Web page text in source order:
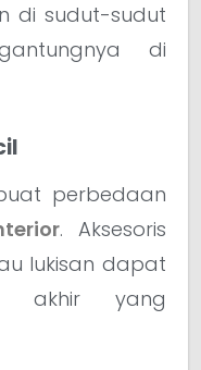
di sudut-sudut
di
perbedaan
. Aksesoris
lukisan dapat
akhir yang